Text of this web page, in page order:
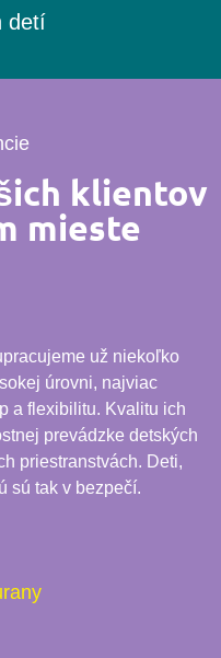
detí
klientov
mieste
už niekoľko
úrovni, najviac
a flexibilitu. Kvalitu ich
prevádzke detských
priestranstvách. Deti,
sú tak v bezpečí.